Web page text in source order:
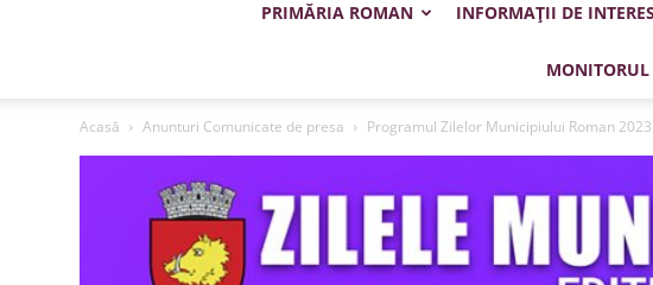
PRIMĂRIA ROMAN INFORMAȚII DE
Acasă Anunturi Comunicate de presa Programul Zilelor Municipiului Roman 2023